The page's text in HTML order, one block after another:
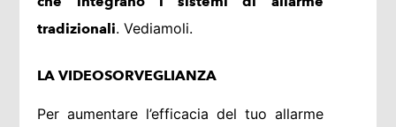
tradizionali. Vediamoli.
LA VIDEOSORVEGLIANZA
Per aumentare l’efficacia del tuo allarme